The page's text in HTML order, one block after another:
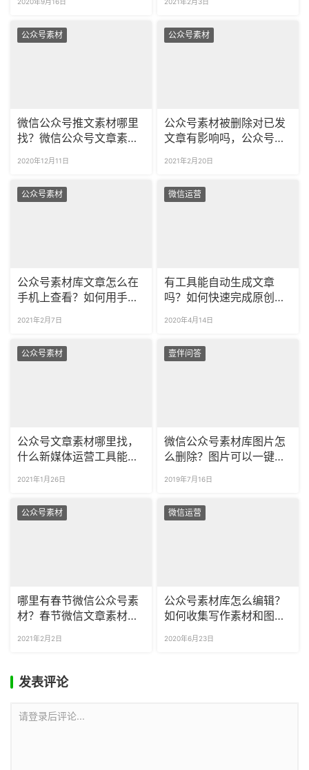
公众号素材
微信公众号推文素材哪里
找？微信公众号文章素材
2020年12月11日
公众号素材
公众号素材被删除对已发
文章有影响吗，公众号图
2021年2月20日
公众号素材
公众号素材库文章怎么在
手机上查看？如何用手机
2021年2月7日
微信运营
有工具能自动生成文章
吗？如何快速完成原创文
2020年4月14日
公众号素材
公众号文章素材哪里找，
什么新媒体运营工具能找
2021年1月26日
壹伴问答
微信公众号素材库图片怎
么删除？图片可以一键批
2019年7月16日
公众号素材
哪里有春节微信公众号素
材？春节微信文章素材怎
2021年2月2日
微信运营
公众号素材库怎么编辑？
如何收集写作素材和图片
2020年6月23日
发表评论
请登录后评论...